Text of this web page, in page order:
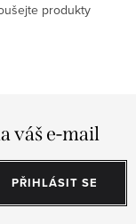
produkty
váš e-mail
PŘIHLÁSIT SE